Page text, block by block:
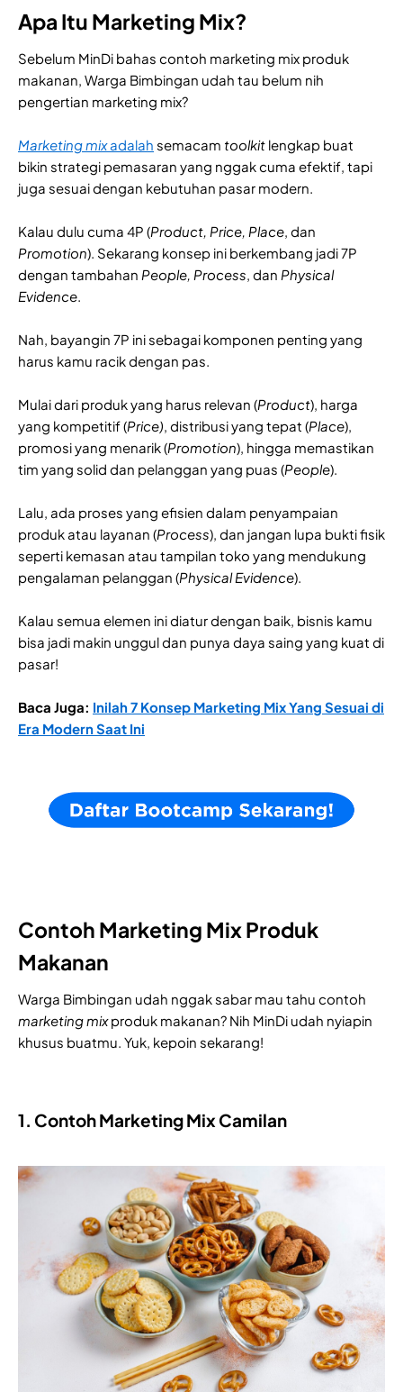
Apa Itu Marketing Mix?
Sebelum MinDi bahas contoh marketing mix produk
makanan, Warga Bimbingan udah tau belum nih
pengertian marketing mix?
Marketing mixadalah semacam toolkit lengkap buat
bikin strategi pemasaran yang nggak cuma efektif, tapi
juga sesuai dengan kebutuhan pasar modern.
Kalau dulu cuma 4P (Product, Price, Place, dan
Promotion). Sekarang konsep ini berkembang jadi 7P
dengan tambahan People, Process, dan Physical
Evidence.
Nah, bayangin 7P ini sebagai komponen penting yang
harus kamu racik dengan pas.
Mulai dari produk yang harus relevan (Product), harga
yang kompetitif (Price), distribusi yang tepat (Place),
promosi yang menarik (Promotion), hingga memastikan
tim yang solid dan pelanggan yang puas (People).
Lalu, ada proses yang efisien dalam penyampaian
produk atau layanan (Process), dan jangan lupa bukti fisik
seperti kemasan atau tampilan toko yang mendukung
pengalaman pelanggan (Physical Evidence).
Kalau semua elemen ini diatur dengan baik, bisnis kamu
bisa jadi makin unggul dan punya daya saing yang kuat di
pasar!
Baca Juga: Inilah 7 Konsep Marketing Mix Yang Sesuai di
Era Modern Saat Ini
Contoh Marketing Mix Produk
Makanan
Warga Bimbingan udah nggak sabar mau tahu contoh
marketing mixproduk makanan? Nih MinDi udah nyiapin
khusus buatmu. Yuk, kepoin sekarang!
1. Contoh Marketing Mix Camilan